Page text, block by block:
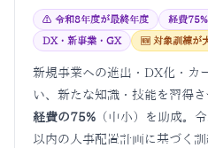
⚠ 令和8年度が最終年度 経費75%
DX・新事業・GX 🆕 対象訓練が
新規事業への進出・DX化・カ
い、新たな知識・技能を習得
経費の75% （中小）を助成。
以内の人事配置計画に基づく